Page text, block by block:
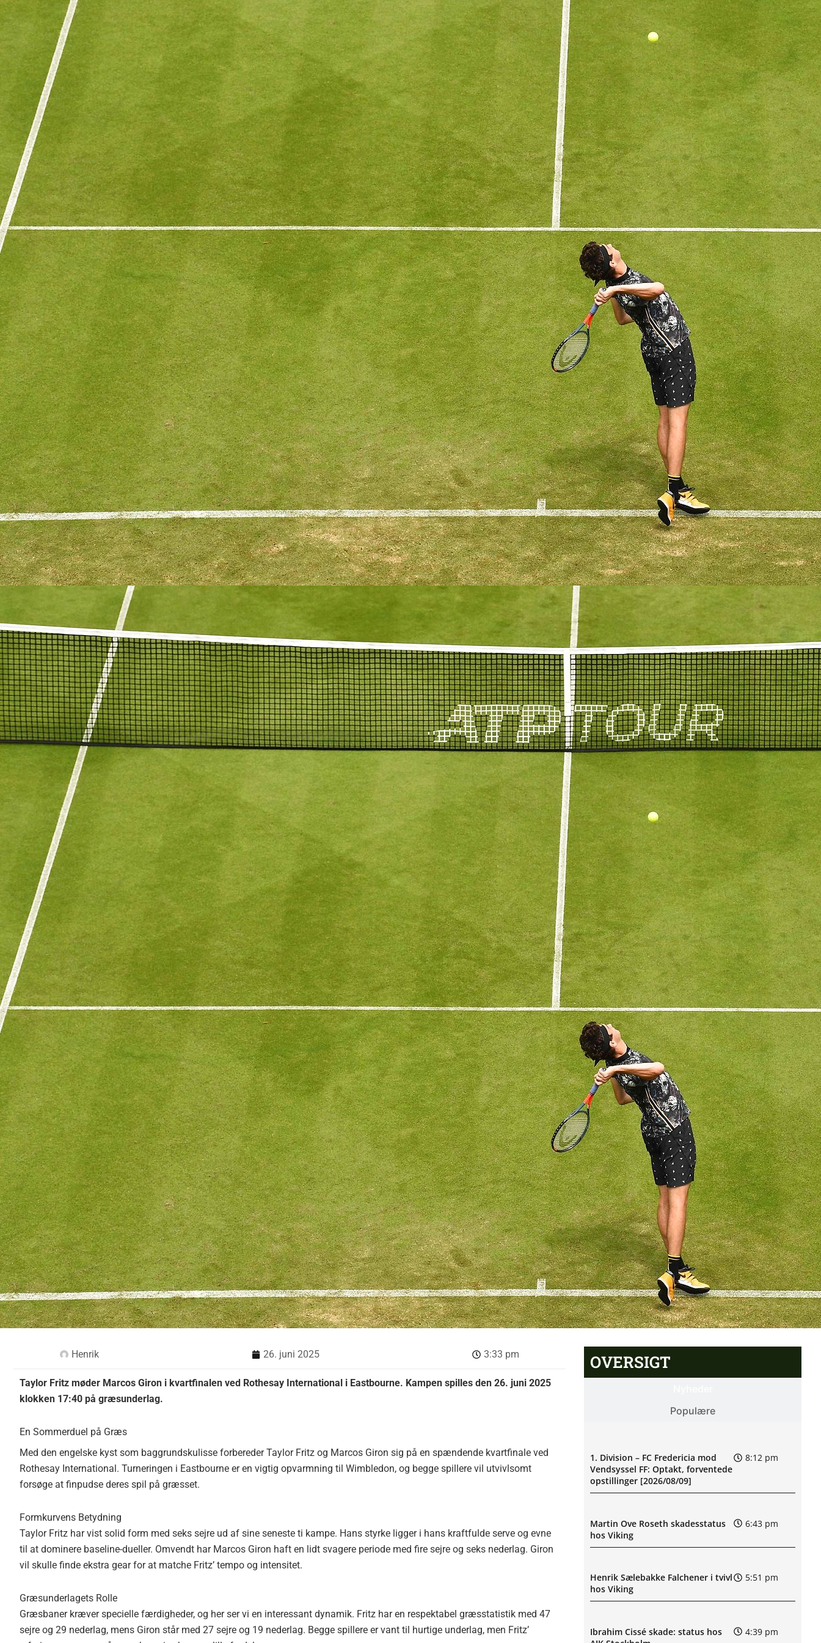
Henrik 26. juni 2025 3:33 pm
Taylor Fritz møder Marcos Giron i kvartfinalen ved Rothesay International i Eastbourne. Kampen spilles den 26. juni 2025
klokken 17:40 på græsunderlag.
En Sommerduel på Græs
Med den engelske kyst som baggrundskulisse forbereder Taylor Fritz og Marcos Giron sig på en spændende kvartfinale ved
Rothesay International. Turneringen i Eastbourne er en vigtig opvarmning til Wimbledon, og begge spillere vil utvivlsomt
forsøge at finpudse deres spil på græsset.
Formkurvens Betydning
Taylor Fritz har vist solid form med seks sejre ud af sine seneste ti kampe. Hans styrke ligger i hans kraftfulde serve og evne
til at dominere baseline-dueller. Omvendt har Marcos Giron haft en lidt svagere periode med fire sejre og seks nederlag. Giron
vil skulle finde ekstra gear for at matche Fritz’ tempo og intensitet.
Græsunderlagets Rolle
Græsbaner kræver specielle færdigheder, og her ser vi en interessant dynamik. Fritz har en respektabel græsstatistik med 47
sejre og 29 nederlag, mens Giron står med 27 sejre og 19 nederlag. Begge spillere er vant til hurtige underlag, men Fritz’
OVERSIGT
Populære
1. Division – FC Fredericia mod
Vendsyssel FF: Optakt, forventede
opstillinger [2026/08/09]
8:12 pm
Martin Ove Roseth skadesstatus
hos Viking
6:43 pm
Henrik Sælebakke Falchener i tvivl
hos Viking
5:51 pm
Ibrahim Cissé skade: status hos
4:39 pm